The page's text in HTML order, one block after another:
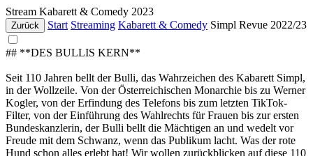
Stream Kabarett & Comedy 2023
Zurück Start Streaming Kabarett & Comedy Simpl Revue 2022/23
## **DES BULLIS KERN**
Seit 110 Jahren bellt der Bulli, das Wahrzeichen des Kabarett Simpl,
in der Wollzeile. Von der Österreichischen Monarchie bis zu Werner
Kogler, von der Erfindung des Telefons bis zum letzten TikTok-
Filter, von der Einführung des Wahlrechts für Frauen bis zur ersten
Bundeskanzlerin, der Bulli bellt die Mächtigen an und wedelt vor
Freude mit dem Schwanz, wenn das Publikum lacht. Was der rote
Hund schon alles erlebt hat! Wir wollen zurückblicken auf diese 110